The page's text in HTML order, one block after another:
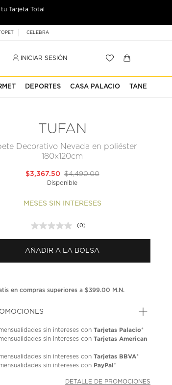
Tarjeta Total
CELEBRA
INICIAR SESIÓN
DEPORTES CASA PALACIO TANE
TUFAN
Decorativo Nevada en poliéster
180x120cm
$4,490.00
$3,367.50
Disponible
MESES SIN INTERESES
Sin
puntuación.
en
la
(0)
AÑADIR A LA BOLSA
en compras superiores a $399.00 M.N.
sin intereses conTarjetas Palacio*
sin intereses conTarjetas American
sin intereses conTarjetas BBVA*
sin intereses con PayPal*
DETALLE DE PROMOCIONES